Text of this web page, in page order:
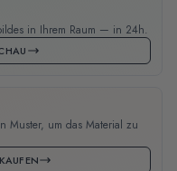
in Ihrem Raum — in 24h.
Muster, um das Material zu